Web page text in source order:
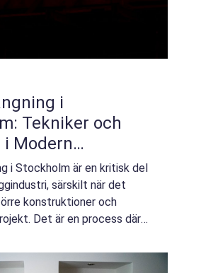
i
Tekniker och
i Modern
i Stockholm är en kritisk del
särskilt när det
konstruktioner och
Det är en process där